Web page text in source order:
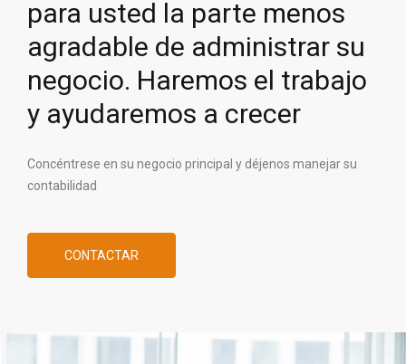
para usted la parte menos
agradable de administrar su
negocio. Haremos el trabajo
y ayudaremos a crecer
Concéntrese en su negocio principal y déjenos manejar su
contabilidad
CONTACTAR